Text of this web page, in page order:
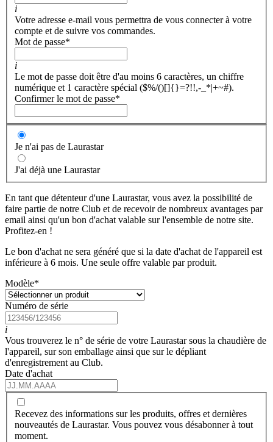
i
Votre adresse e-mail vous permettra de vous connecter à votre
compte et de suivre vos commandes.
Mot de passe*
i
Le mot de passe doit être d'au moins 6 caractères, un chiffre
numérique et 1 caractère spécial ($%/()[]{}=?!!,-_*|+~#).
Confirmer le mot de passe*
Je n'ai pas de Laurastar
J'ai déjà une Laurastar
En tant que détenteur d'une Laurastar, vous avez la possibilité de
faire partie de notre Club et de recevoir de nombreux avantages par
email ainsi qu'un bon d'achat valable sur l'ensemble de notre site.
Profitez-en !
Le bon d'achat ne sera généré que si la date d'achat de l'appareil est
inférieure à 6 mois. Une seule offre valable par produit.
Modèle*
Numéro de série
i
Vous trouverez le n° de série de votre Laurastar sous la chaudière de
l'appareil, sur son emballage ainsi que sur le dépliant
d'enregistrement au Club.
Date d'achat
Recevez des informations sur les produits, offres et dernières
nouveautés de Laurastar. Vous pouvez vous désabonner à tout
moment.